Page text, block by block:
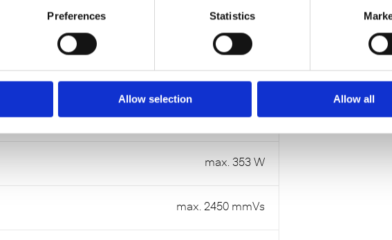
Preferences Statistics
Allow selection Allow all
by-pass - 1200 W
1270 x 500 x 500 mm
max. 353 W
max. 2450 mmVs